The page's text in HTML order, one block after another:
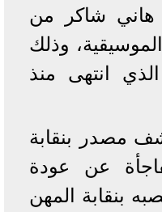
هاني شاكر من
وذلك
انتهى منذ
مصدر بنقابة
عن عودة
بنقابة المهن